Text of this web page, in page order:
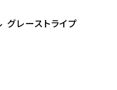
グレーストライプ